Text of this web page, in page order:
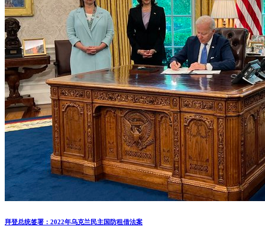
拜登总统签署：2022年乌克兰民主国防租借法案